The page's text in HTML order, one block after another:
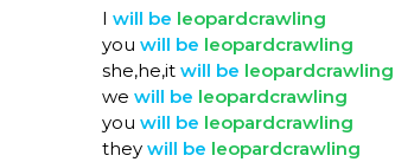
I will be leopardcrawling
you will be leopardcrawling
she,he,it will be leopardcrawling
we will be leopardcrawling
you will be leopardcrawling
they will be leopardcrawling